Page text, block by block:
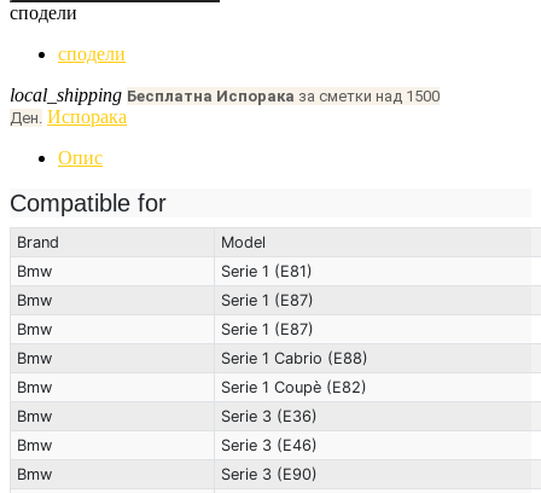
сподели
сподели
local_shipping Бесплатна Испорака за сметки над 1500
Ден. Испорака
Опис
Compatible for
Brand
Model
Bmw
Serie 1 (E81)
Bmw
Serie 1 (E87)
Bmw
Serie 1 (E87)
Bmw
Serie 1 Cabrio (E88)
Bmw
Serie 1 Coupè (E82)
Bmw
Serie 3 (E36)
Bmw
Serie 3 (E46)
Bmw
Serie 3 (E90)